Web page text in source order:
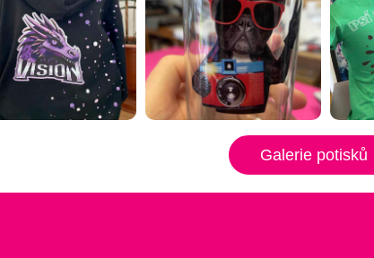
Galerie potisků